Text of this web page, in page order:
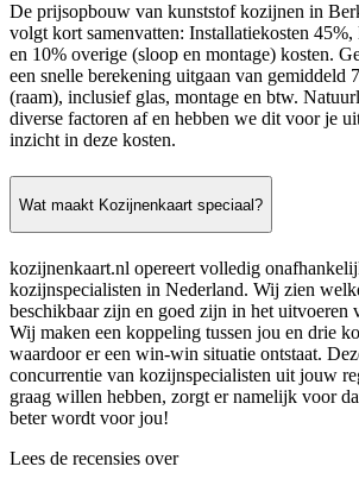
De prijsopbouw van kunststof kozijnen in
volgt kort samenvatten: Installatiekosten
en 10% overige (sloop en montage) kosten.
een snelle berekening uitgaan van gemiddeld
(raam), inclusief glas, montage en btw.
diverse factoren af en hebben we dit voor je
inzicht in deze kosten.
Wat maakt Kozijnenkaart speciaal?
kozijnenkaart.nl opereert volledig
kozijnspecialisten in Nederland. Wij zien
beschikbaar zijn en goed zijn in het uitvoeren
Wij maken een koppeling tussen jou en drie
waardoor er een win-win situatie ontstaat.
concurrentie van kozijnspecialisten uit jouw
graag willen hebben, zorgt er namelijk voor
beter wordt voor jou!
Lees de recensies over